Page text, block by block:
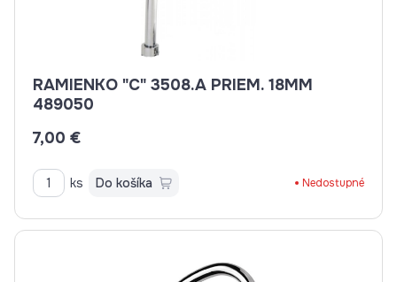
RAMIENKO "C" 3508.A PRIEM. 18MM
489050
7,00 €
ks Do košíka Nedostupné